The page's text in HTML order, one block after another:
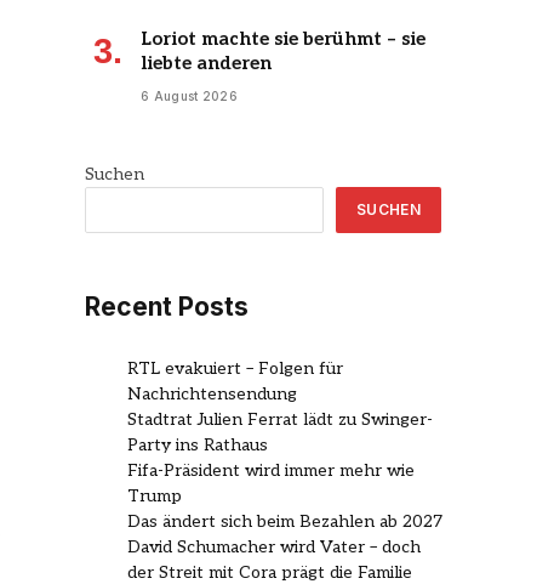
Loriot machte sie berühmt – sie
liebte anderen
6 August 2026
Suchen
SUCHEN
Recent Posts
RTL evakuiert – Folgen für
Nachrichtensendung
Stadtrat Julien Ferrat lädt zu Swinger-
Party ins Rathaus
Fifa-Präsident wird immer mehr wie
Trump
Das ändert sich beim Bezahlen ab 2027
David Schumacher wird Vater – doch
der Streit mit Cora prägt die Familie